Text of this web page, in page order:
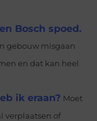
Bosch spoed.
gebouw misgaan
en dat kan heel
ik eraan? Moet
verplaatsen of